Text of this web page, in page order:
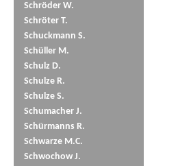
Schröder W.
Schröter T.
Schuckmann S.
Schüller M.
Schulz D.
Schulze R.
Schulze S.
Schumacher J.
Schürmanns R.
Schwarze M.C.
Schwochow J.